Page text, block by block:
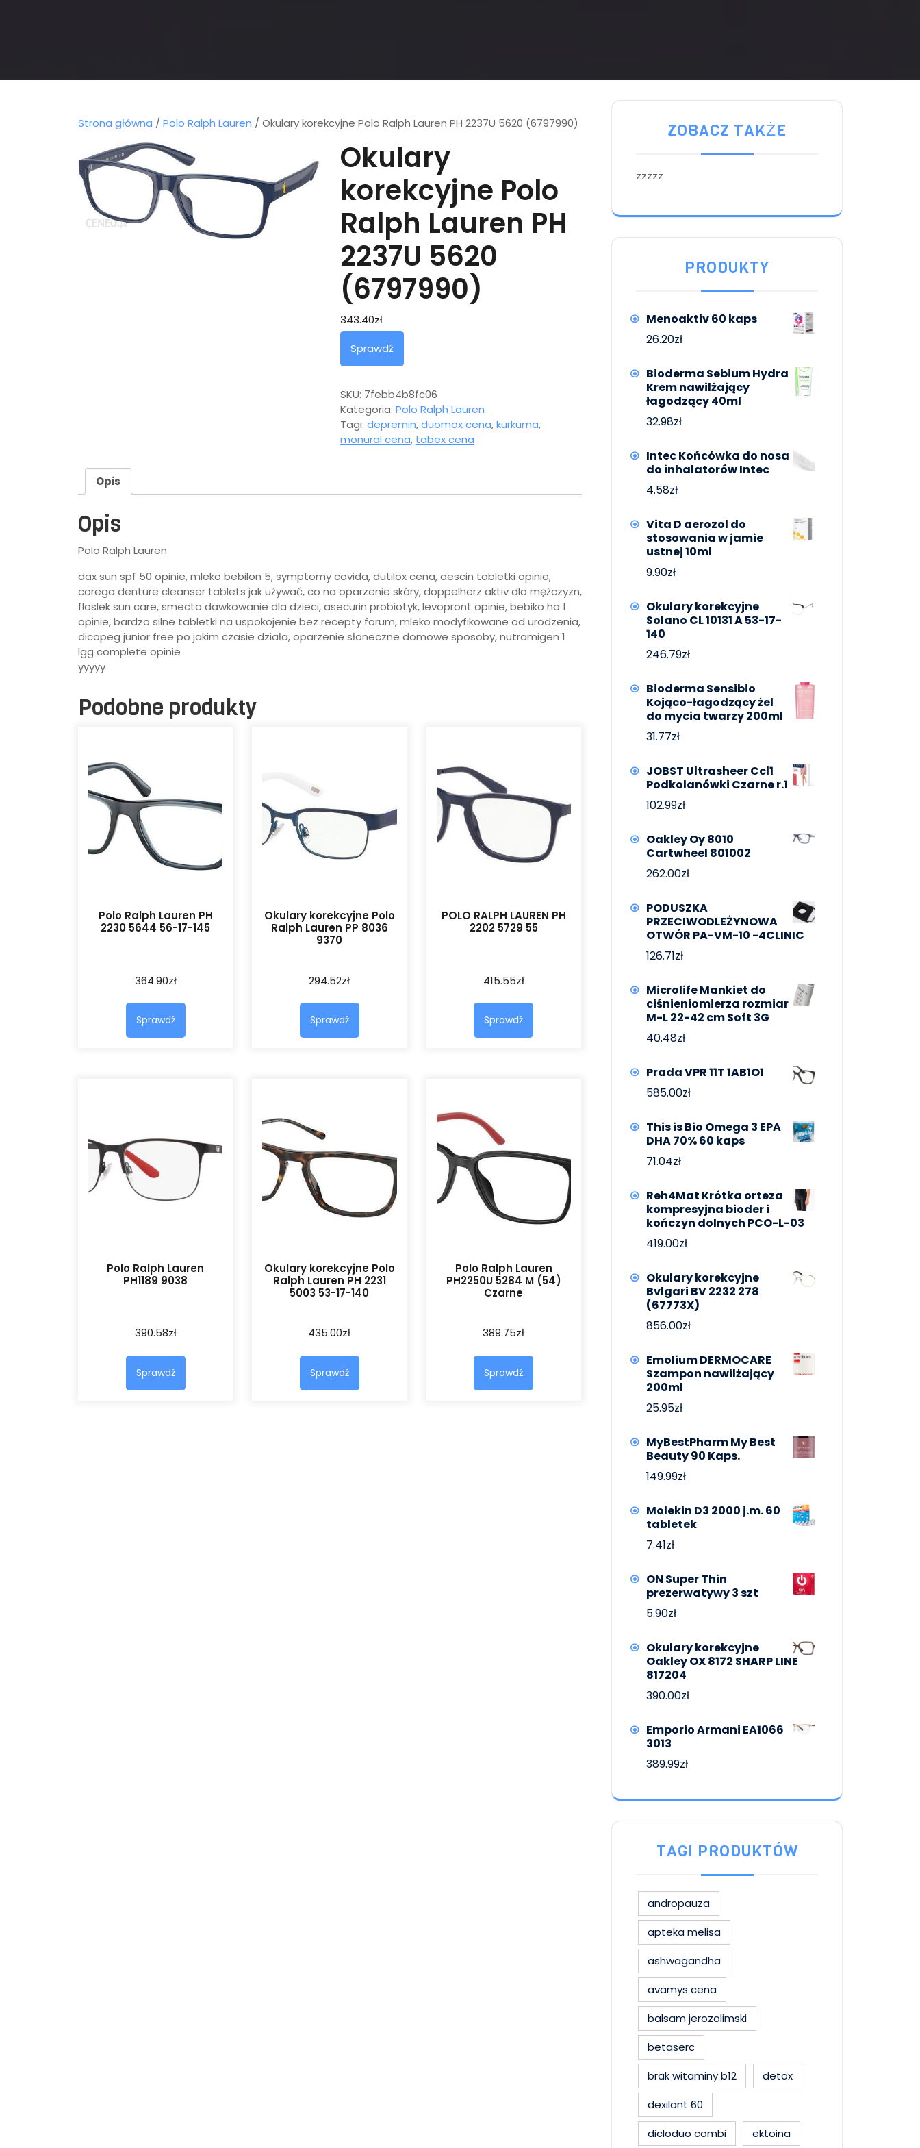
Strona główna / Polo Ralph Lauren / Okulary korekcyjne Polo Ralph Lauren PH 2237U 5620 (6797990)
Okulary
korekcyjne Polo
Ralph Lauren PH
2237U 5620
(6797990)
343.40zł
Sprawdź
SKU: 7febb4b8fc06
Kategoria: Polo Ralph Lauren
Tagi: depremin,duomox cena,kurkuma,
monural cena, tabex cena
Opis
Opis
Polo Ralph Lauren
dax sun spf 50 opinie, mleko bebilon 5, symptomy covida, dutilox cena, aescin tabletki opinie,
corega denture cleanser tablets jak używać, co na oparzenie skóry, doppelherz aktiv dla mężczyzn,
floslek sun care, smecta dawkowanie dla dzieci, asecurin probiotyk, levopront opinie, bebiko ha 1
opinie, bardzo silne tabletki na uspokojenie bez recepty forum, mleko modyfikowane od urodzenia,
dicopeg junior free po jakim czasie działa, oparzenie słoneczne domowe sposoby, nutramigen 1
lgg complete opinie
yyyyy
Podobne produkty
Polo Ralph Lauren PH
2230 5644 56-17-145
364.90zł
Sprawdź
Okulary korekcyjne Polo
Ralph Lauren PP 8036
9370
294.52zł
Sprawdź
POLO RALPH LAUREN PH
2202 5729 55
415.55zł
Sprawdź
Polo Ralph Lauren
PH1189 9038
390.58zł
Sprawdź
Okulary korekcyjne Polo
Ralph Lauren PH 2231
5003 53-17-140
435.00zł
Sprawdź
Polo Ralph Lauren
PH2250U 5284 M (54)
Czarne
389.75zł
Sprawdź
ZOBACZ TAKŻE
zzzzz
PRODUKTY
Menoaktiv 60 kaps
26.20zł
Bioderma Sebium Hydra
Krem nawilżający
łagodzący 40ml
32.98zł
Intec Końcówka do nosa
do inhalatorów Intec
4.58zł
Vita D aerozol do
stosowania w jamie
ustnej 10ml
9.90zł
Okulary korekcyjne
Solano CL 10131 A 53-17-
140
246.79zł
Bioderma Sensibio
Kojąco-łagodzący żel
do mycia twarzy 200ml
31.77zł
JOBST Ultrasheer Ccl1
Podkolanówki Czarne r.1
102.99zł
Oakley Oy 8010
Cartwheel 801002
262.00zł
PODUSZKA
PRZECIWODLEŻYNOWA
OTWÓR PA-VM-10 -4CLINIC
126.71zł
Microlife Mankiet do
ciśnieniomierza rozmiar
M-L 22-42 cm Soft 3G
40.48zł
Prada VPR 11T 1AB1O1
585.00zł
This is Bio Omega 3 EPA
DHA 70% 60 kaps
71.04zł
Reh4Mat Krótka orteza
kompresyjna bioder i
kończyn dolnych PCO-L-03
419.00zł
Okulary korekcyjne
Bvlgari BV 2232 278
(67773X)
856.00zł
Emolium DERMOCARE
Szampon nawilżający
200ml
25.95zł
MyBestPharm My Best
Beauty 90 Kaps.
149.99zł
Molekin D3 2000 j.m. 60
tabletek
7.41zł
ON Super Thin
prezerwatywy 3 szt
5.90zł
Okulary korekcyjne
Oakley OX 8172 SHARP LINE
817204
390.00zł
Emporio Armani EA1066
3013
389.99zł
TAGI PRODUKTÓW
andropauza
apteka melisa
ashwagandha
avamys cena
balsam jerozolimski
betaserc
brak witaminy b12
detox
dexilant 60
dicloduo combi
ektoina